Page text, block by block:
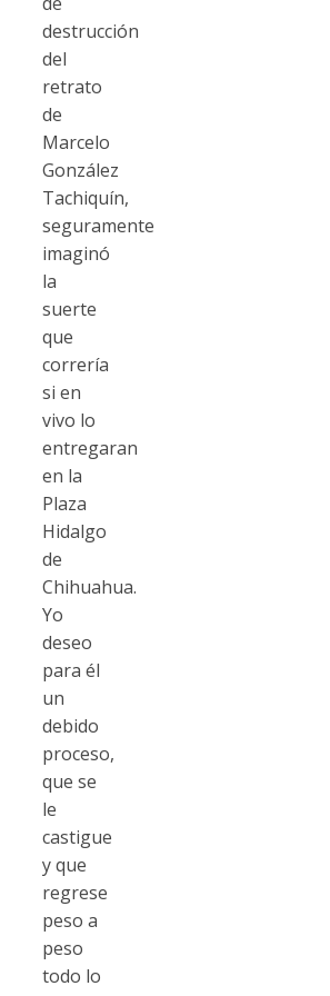
destrucción
del
retrato
de
Marcelo
González
Tachiquín,
seguramente
imaginó
la
suerte
que
correría
si en
vivo lo
entregaran
en la
Plaza
Hidalgo
de
Chihuahua.
Yo
deseo
para él
un
debido
proceso,
que se
le
castigue
y que
regrese
peso a
peso
todo lo